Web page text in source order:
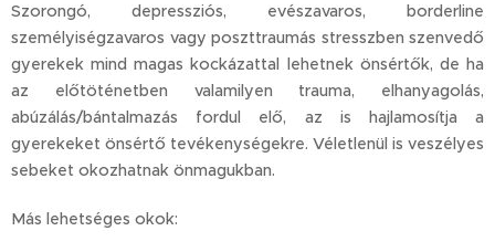
Szorongó, depressziós, evészavaros, borderline
személyiségzavaros vagy poszttraumás stresszben szenvedő
gyerekek mind magas kockázattal lehetnek önsértők, de ha
az előtöténetben valamilyen trauma, elhanyagolás,
abúzálás/bántalmazás fordul elő, az is hajlamosítja a
gyerekeket önsértő tevékenységekre. Véletlenül is veszélyes
sebeket okozhatnak önmagukban.
Más lehetséges okok: